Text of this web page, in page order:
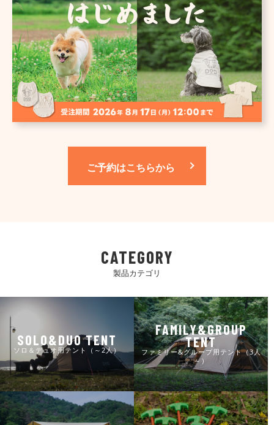
ご予約はこちらから
CATEGORY
製品カテゴリ
SOLO&DUO TENT
ソロ＆デュオ用テント（～2人）
FAMILY&GROUP
TENT
ファミリー&グループ用テント（3人
～）